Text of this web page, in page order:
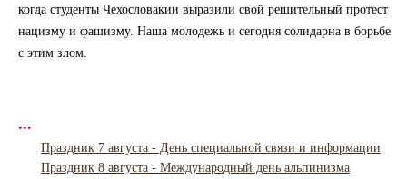
когда студенты Чехословакии выразили свой решительный протест
нацизму и фашизму. Наша молодежь и сегодня солидарна в борьбе
с этим злом.
...
Праздник 7 августа - День специальной связи и информации
Праздник 8 августа - Международный день альпинизма